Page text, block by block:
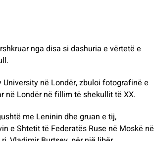
nga disa si dashuria e vërtetë e
në Londër, zbuloi fotografinë e
në Londër në fillim të shekullit të XX.
me Leninin dhe gruan e tij,
e Shtetit të Federatës Ruse në Moskë në